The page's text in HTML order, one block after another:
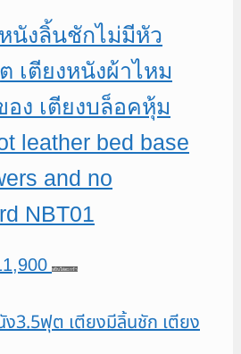
นังลิ้นชักไม่มีหัว
เตียงหนังผ้าไหม
อง เตียงบล็อคหุ้ม
leather bed base
and no
NBT01
Current
is:
หยิบใส่ตะกร้า